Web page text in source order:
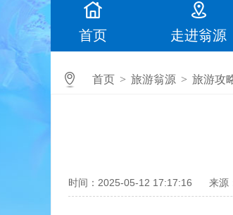
首页 走进翁源
首页 > 旅游翁源 > 旅游攻
时间：2025-05-12 17:17:16 来源